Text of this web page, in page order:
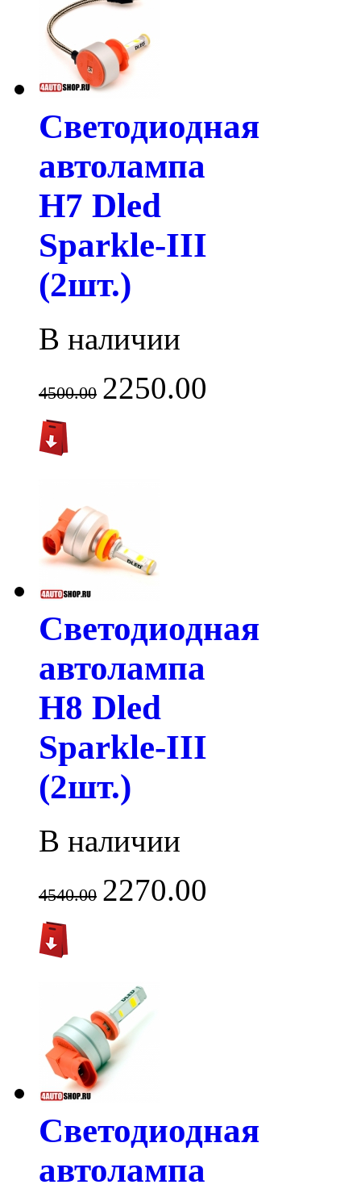
Светодиодная
автолампа
H7 Dled
Sparkle-III
(2шт.)
В наличии
4500.00 2250.00
Светодиодная
автолампа
H8 Dled
Sparkle-III
(2шт.)
В наличии
4540.00 2270.00
Светодиодная
автолампа